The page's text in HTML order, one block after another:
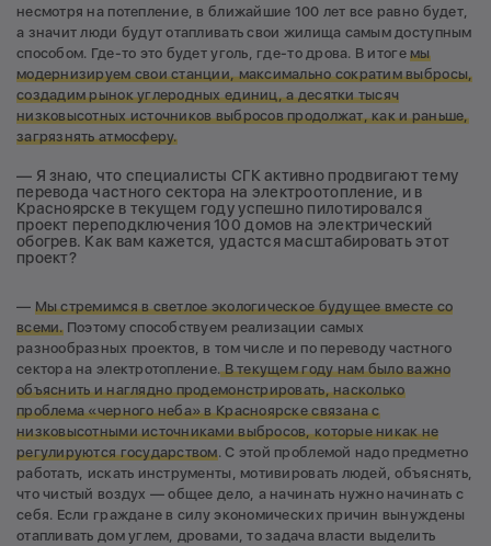
несмотря на потепление, в ближайшие 100 лет все равно будет,
а значит люди будут отапливать свои жилища самым доступным
способом. Где-то это будет уголь, где-то дрова. В итогемы
модернизируем свои станции, максимально сократим выбросы,
создадим рынок углеродных единиц, а десятки тысяч
низковысотных источников выбросов продолжат, как и раньше,
загрязнять атмосферу.
— Я знаю, что специалисты СГК активно продвигают тему
перевода частного сектора на электроотопление, и в
Красноярске в текущем году успешно пилотировался
проект переподключения 100 домов на электрический
обогрев. Как вам кажется, удастся масштабировать этот
проект?
— Мы стремимся в светлое экологическое будущее вместе со
всеми.Поэтому способствуем реализации самых
разнообразных проектов, в том числе и по переводу частного
сектора на электротопление.В текущем году нам было важно
объяснить и наглядно продемонстрировать, насколько
проблема «черного неба» в Красноярске связана с
низковысотными источниками выбросов, которые никак не
регулируются государством. С этой проблемой надо предметно
работать, искать инструменты, мотивировать людей, объяснять,
что чистый воздух — общее дело, а начинать нужно начинать с
себя. Если граждане в силу экономических причин вынуждены
отапливать дом углем, дровами, то задача власти выделить